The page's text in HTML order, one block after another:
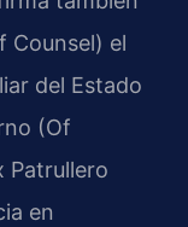
Counsel) el
del Estado
(Of
Patrullero
en